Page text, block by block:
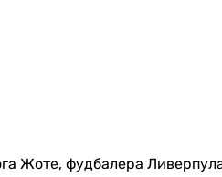
Жоте, фудбалера